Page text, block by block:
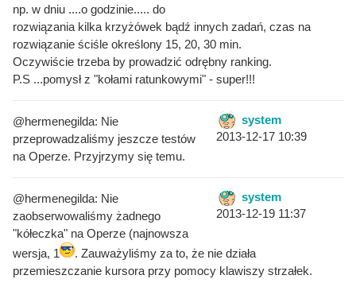
np. w dniu ....o godzinie..... do
rozwiązania kilka krzyżówek bądź innych zadań, czas na
rozwiązanie ściśle określony 15, 20, 30 min.
Oczywiście trzeba by prowadzić odrębny ranking.
P.S ...pomysł z "kołami ratunkowymi" - super!!!
system
2013-12-17 10:39
@hermenegilda: Nie
przeprowadzaliśmy jeszcze testów
na Operze. Przyjrzymy się temu.
system
2013-12-19 11:37
@hermenegilda: Nie
zaobserwowaliśmy żadnego
"kółeczka" na Operze (najnowsza
wersja, 1
. Zauważyliśmy za to, że nie działa
przemieszczanie kursora przy pomocy klawiszy strzałek.